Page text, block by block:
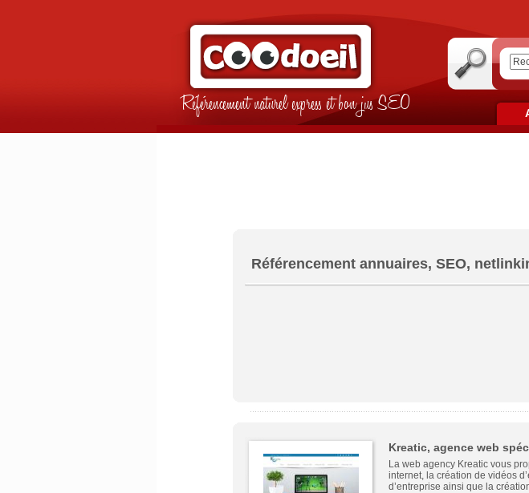
Référencement naturel express et bon jus SEO
Référencement annuaires, SEO,
Kreatic, agence web
La web agency Kreatic vous
internet, la création de vidéos
d’entreprise ainsi que la